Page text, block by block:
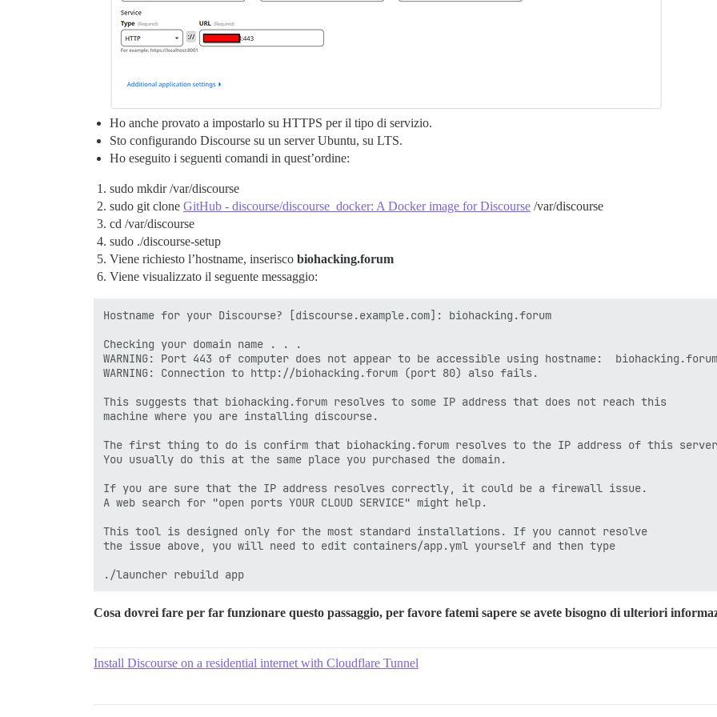
Ho anche provato a impostarlo su HTTPS per il tipo di servizio.
Sto configurando Discourse su un server Ubuntu, su LTS.
Ho eseguito i seguenti comandi in quest’ordine:
sudo mkdir /var/discourse
sudo git clone GitHub - discourse/discourse_docker: A Docker image for Discourse /var/discourse
cd /var/discourse
sudo ./discourse-setup
Viene richiesto l’hostname, inserisco biohacking.forum
Viene visualizzato il seguente messaggio:
Hostname for your Discourse? [discourse.example.com]: biohacking.forum
Checking your domain name . . .
WARNING: Port 443 of computer does not appear to be accessible using hostname:
WARNING: Connection to http://biohacking.forum (port 80) also fails.
This suggests that biohacking.forum resolves to some IP address that does not reach this
machine where you are installing discourse.
The first thing to do is confirm that biohacking.forum resolves to the IP address of this
You usually do this at the same place you purchased the domain.
If you are sure that the IP address resolves correctly, it could be a firewall issue.
A web search for "open ports YOUR CLOUD SERVICE" might help.
This tool is designed only for the most standard installations. If you cannot resolve
the issue above, you will need to edit containers/app.yml yourself and then type
Cosa dovrei fare per far funzionare questo passaggio, per favore fatemi sapere se avete bisogno di ulteriori
Install Discourse on a residential internet with Cloudflare Tunnel